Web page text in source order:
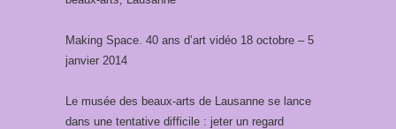
Making Space. 40 ans d’art vidéo 18 octobre – 5
janvier 2014
Le musée des beaux-arts de Lausanne se lance
dans une tentative difficile : jeter un regard